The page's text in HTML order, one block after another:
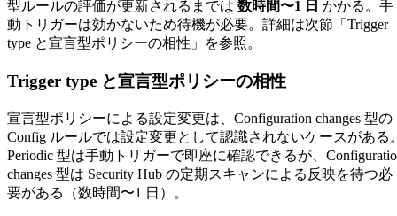
型ルールの評価が更新されるまでは 数時間〜1 日 かかる。手
動トリガーは効かないため待機が必要。詳細は次節「Trigger
type と宣言型ポリシーの相性」を参照。
Trigger type と宣言型ポリシーの相性
宣言型ポリシーによる設定変更は、Configuration changes 型の
Config ルールでは設定変更として認識されないケースがある
Periodic 型は手動トリガーで即座に確認できるが、
changes 型は Security Hub の定期スキャンによる反映を待つ必
要がある（数時間〜1 日）。